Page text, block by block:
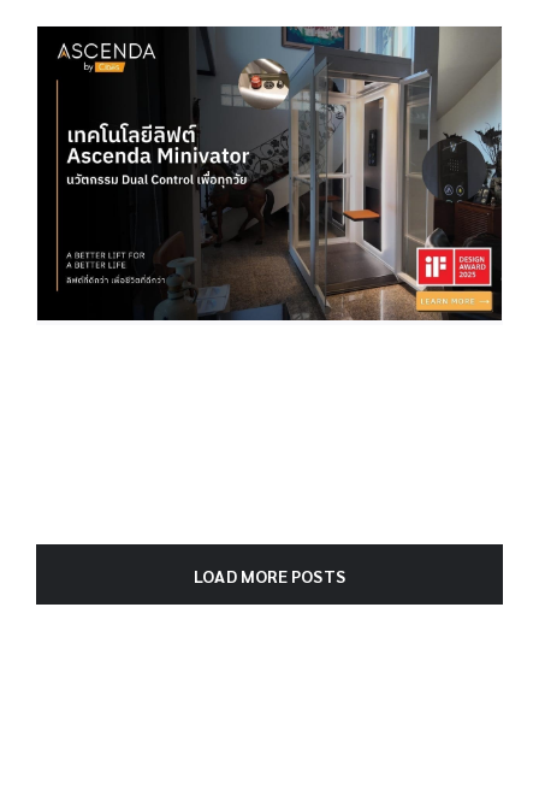
LOAD MORE POSTS